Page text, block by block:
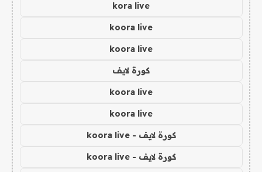
kora live
koora live
koora live
كورة لايف
koora live
koora live
كورة لايف - koora live
كورة لايف - koora live